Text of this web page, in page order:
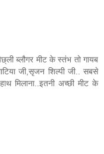
ब्लौगर मीट के स्तंभ तो गायब
जी,सृजन शिल्पी जी.. सबसे
मिलाना..इतनी अच्छी मीट के